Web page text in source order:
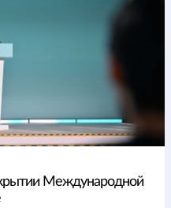
Международной